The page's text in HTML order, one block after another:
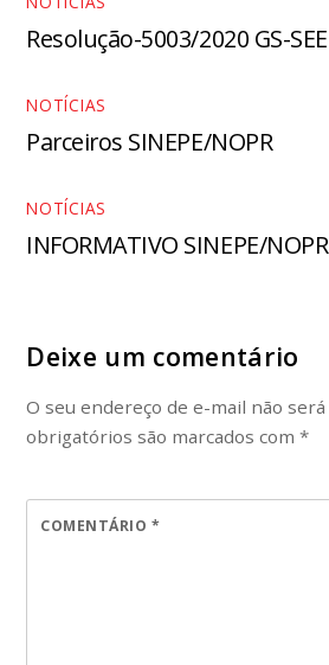
Resolução-5003/2020 GS-
NOTÍCIAS
Parceiros SINEPE/NOPR
NOTÍCIAS
INFORMATIVO SINEPE/
Deixe um comentário
O seu endereço de e-mail não
obrigatórios são marcados com*
COMENTÁRIO *